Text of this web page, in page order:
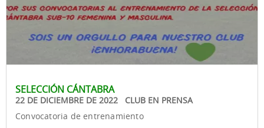
SELECCIÓN CÁNTABRA
22 DE DICIEMBRE DE 2022 CLUB EN PRENSA
Convocatoria de entrenamiento